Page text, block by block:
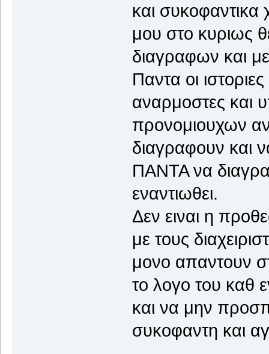
και συκοφαντικα
μου στο κυριως
διαγραφων και
Παντα οι
αναρμοστες και
προνομιουχων
διαγραφουν και
ΠΑΝΤΑ να
εναντιωθει.
Δεν ειναι η
με τους
μονο απαντουν
το λογο του καθ
και να μην
συκοφαντη και